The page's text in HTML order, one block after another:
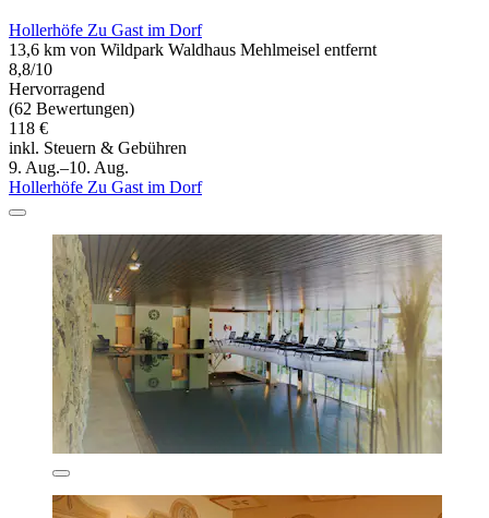
Hollerhöfe Zu Gast im Dorf
13,6 km von Wildpark Waldhaus Mehlmeisel entfernt
8,8/10
Hervorragend
(62 Bewertungen)
118 €
inkl. Steuern & Gebühren
9. Aug.–10. Aug.
Hollerhöfe Zu Gast im Dorf